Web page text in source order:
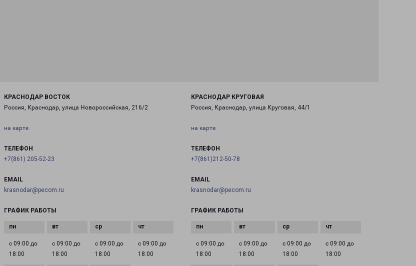
КРАСНОДАР ВОСТОК
Россия, Краснодар, улица Новороссийская, 216/2
на карте
ТЕЛЕФОН
+7(861) 205-52-23
EMAIL
krasnodar@pecom.ru
ГРАФИК РАБОТЫ
с 09:00 до
18:00
с 09:00 до
18:00
с 09:00 до
18:00
с 09:00 до
18:00
КРАСНОДАР КРУГОВАЯ
Россия, Краснодар, улица Круговая, 44/1
на карте
ТЕЛЕФОН
+7(861)212-50-78
EMAIL
krasnodar@pecom.ru
ГРАФИК РАБОТЫ
с 09:00 до
18:00
с 09:00 до
18:00
с 09:00 до
18:00
с 09:00 до
18:00